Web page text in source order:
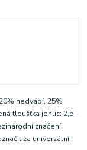
hedvábí, 25%
tloušťka jehlic: 2,5 -
značení
za univerzální,